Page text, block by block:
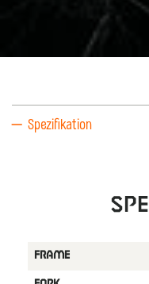
Spezifikation
FRAME